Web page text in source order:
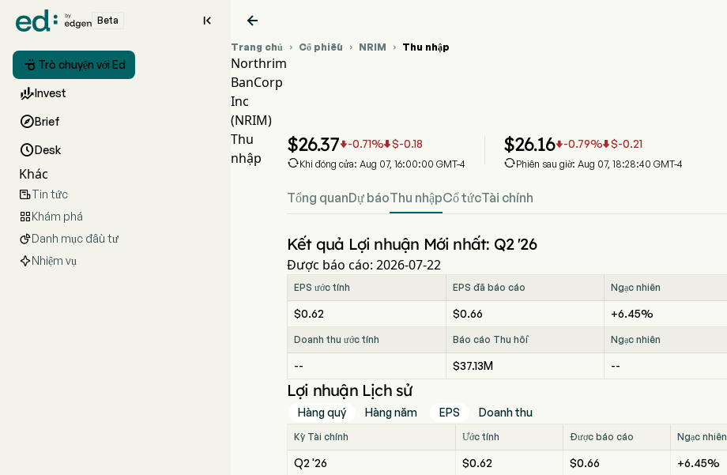
Beta 
 Trò chuyện với Ed
Invest
Brief
Desk
Khác
Tin tức
Khám phá
Danh mục đầu tư
Nhiệm vụ

Trang chủ  Cổ phiếu  NRIM  Thu nhập
Northrim
BanCorp
Inc
(NRIM)
Thu
nhập
$26.37-0.71% $-0.18
Khi đóng cửa: Aug 07, 16:00:00 GMT-4
$26.16-0.79% $-0.21
Phiên sau giờ: Aug 07, 18:28:40 GMT-4
Tổng quanDự báoThu nhậpCổ tứcTài chính
Kết quả Lợi nhuận Mới nhất: Q2 '26
Được báo cáo: 2026-07-22
EPS ước tính EPS đã báo cáo Ngạc nhiên
$0.62 $0.66 +6.45%
Doanh thu ước tính Báo cáo Thu hồi Ngạc nhiên
-- $37.13M --
Lợi nhuận Lịch sử
Hàng quý Hàng năm EPS Doanh thu
Kỳ Tài chính Ước tính Được báo cáo Ngạc nhiên
Q2 '26 $0.62 $0.66 +6.45%